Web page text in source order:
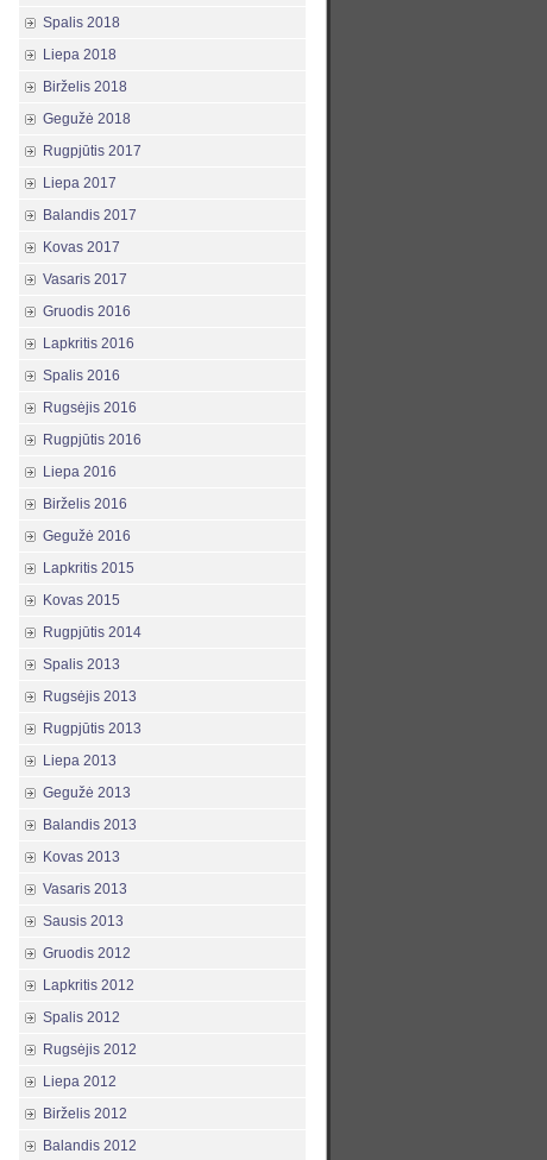
Spalis 2018
Liepa 2018
Birželis 2018
Gegužė 2018
Rugpjūtis 2017
Liepa 2017
Balandis 2017
Kovas 2017
Vasaris 2017
Gruodis 2016
Lapkritis 2016
Spalis 2016
Rugsėjis 2016
Rugpjūtis 2016
Liepa 2016
Birželis 2016
Gegužė 2016
Lapkritis 2015
Kovas 2015
Rugpjūtis 2014
Spalis 2013
Rugsėjis 2013
Rugpjūtis 2013
Liepa 2013
Gegužė 2013
Balandis 2013
Kovas 2013
Vasaris 2013
Sausis 2013
Gruodis 2012
Lapkritis 2012
Spalis 2012
Rugsėjis 2012
Liepa 2012
Birželis 2012
Balandis 2012